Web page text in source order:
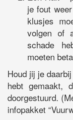
je fout
klusjes
volgen of
schade
moeten
Houd jij je
hebt gemaakt,
doorgestuurd.
infopakket